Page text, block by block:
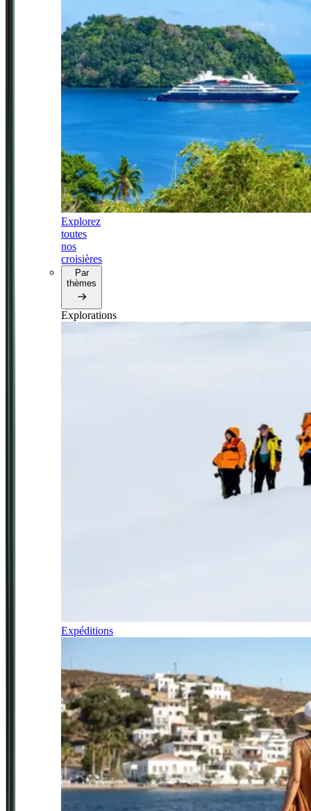
Explorez
toutes
nos
croisières
Par
thèmes
Explorations
Expéditions